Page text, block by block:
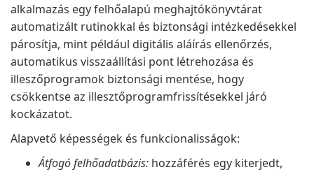
alkalmazás egy felhőalapú meghajtókönyvtárat
automatizált rutinokkal és biztonsági intézkedésekkel
párosítja, mint például digitális aláírás ellenőrzés,
automatikus visszaállítási pont létrehozása és
illeszőprogramok biztonsági mentése, hogy
csökkentse az illesztőprogramfrissítésekkel járó
kockázatot.
Alapvető képességek és funkcionalisságok:
Átfogó felhőadatbázis: hozzáférés egy kiterjedt,